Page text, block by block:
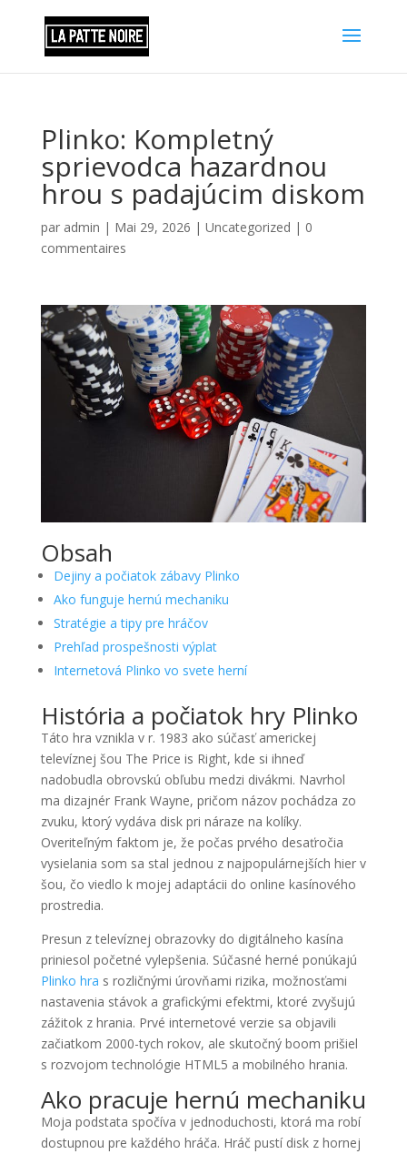
Plinko: Kompletný
sprievodca hazardnou
hrou s padajúcim diskom
par admin | Mai 29, 2026 | Uncategorized | 0
commentaires
Obsah
Dejiny a počiatok zábavy Plinko
Ako funguje hernú mechaniku
Stratégie a tipy pre hráčov
Prehľad prospešnosti výplat
Internetová Plinko vo svete herní
História a počiatok hry Plinko
Táto hra vznikla v r. 1983 ako súčasť americkej
televíznej šou The Price is Right, kde si ihneď
nadobudla obrovskú obľubu medzi divákmi. Navrhol
ma dizajnér Frank Wayne, pričom názov pochádza zo
zvuku, ktorý vydáva disk pri náraze na kolíky.
Overiteľným faktom je, že počas prvého desaťročia
vysielania som sa stal jednou z najpopulárnejších hier v
šou, čo viedlo k mojej adaptácii do online kasínového
prostredia.
Presun z televíznej obrazovky do digitálneho kasína
priniesol početné vylepšenia. Súčasné herné ponúkajú
Plinko hra s rozličnými úrovňami rizika, možnosťami
nastavenia stávok a grafickými efektmi, ktoré zvyšujú
zážitok z hrania. Prvé internetové verzie sa objavili
začiatkom 2000-tych rokov, ale skutočný boom prišiel
s rozvojom technológie HTML5 a mobilného hrania.
Ako pracuje hernú mechaniku
Moja podstata spočíva v jednoduchosti, ktorá ma robí
dostupnou pre každého hráča. Hráč pustí disk z hornej